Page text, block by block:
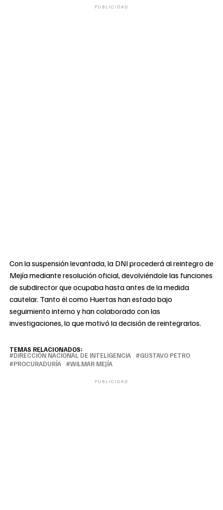
PUBLICIDAD
Con la suspensión levantada, la DNI procederá al reintegro de
Mejía mediante resolución oficial, devolviéndole las funciones
de subdirector que ocupaba hasta antes de la medida
cautelar. Tanto él como Huertas han estado bajo
seguimiento interno y han colaborado con las
investigaciones, lo que motivó la decisión de reintegrarlos.
TEMAS RELACIONADOS:
DIRECCIÓN NACIONAL DE INTELIGENCIA
GUSTAVO PETRO
PROCURADURÍA
WILMAR MEJÍA
PUBLICIDAD